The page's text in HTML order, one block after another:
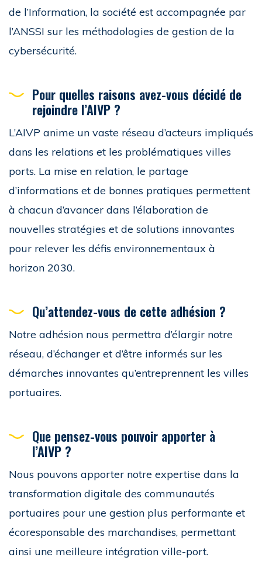
de l’Information, la société est accompagnée par
l’ANSSI sur les méthodologies de gestion de la
cybersécurité.
Pour quelles raisons avez-vous décidé de
rejoindre l’AIVP ?
L’AIVP anime un vaste réseau d’acteurs impliqués
dans les relations et les problématiques villes
ports. La mise en relation, le partage
d’informations et de bonnes pratiques permettent
à chacun d’avancer dans l’élaboration de
nouvelles stratégies et de solutions innovantes
pour relever les défis environnementaux à
horizon 2030.
Qu’attendez-vous de cette adhésion ?
Notre adhésion nous permettra d’élargir notre
réseau, d’échanger et d’être informés sur les
démarches innovantes qu’entreprennent les villes
portuaires.
Que pensez-vous pouvoir apporter à
l’AIVP ?
Nous pouvons apporter notre expertise dans la
transformation digitale des communautés
portuaires pour une gestion plus performante et
écoresponsable des marchandises, permettant
ainsi une meilleure intégration ville-port.